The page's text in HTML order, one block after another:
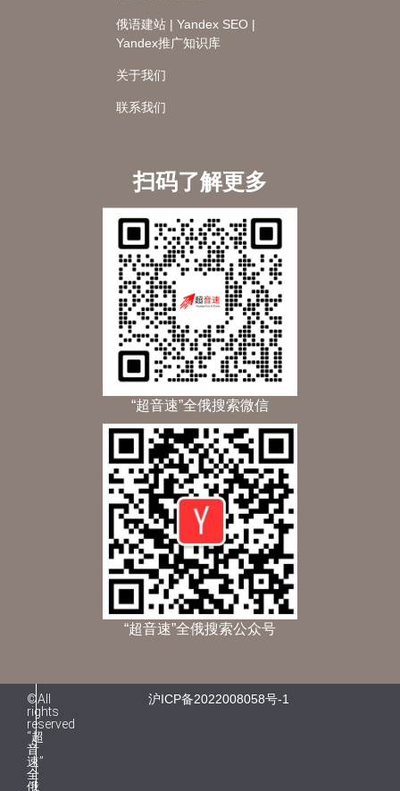
俄语建站 | Yandex SEO |
Yandex推广知识库
关于我们
联系我们
扫码了解更多
“超音速”全俄搜索微信
“超音速”全俄搜索公众号
©All
rights
reserved
“超
音
速”
全
俄
沪ICP备2022008058号-1